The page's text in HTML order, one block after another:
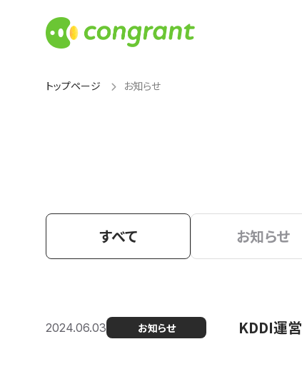
トップページ お知らせ
すべて お知らせ
2024.06.03 お知らせ KDDI運